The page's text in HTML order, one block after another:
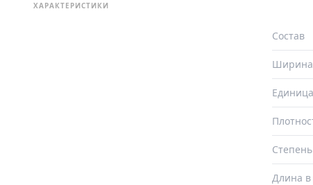
ХАРАКТЕРИСТИКИ
Состав
Ширина
Длина в